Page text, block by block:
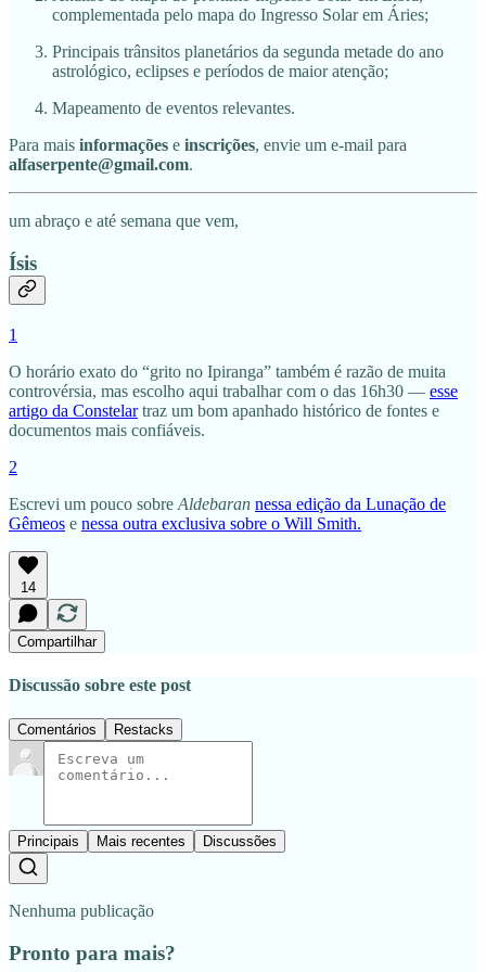
complementada pelo mapa do Ingresso Solar em Áries;
Principais trânsitos planetários da segunda metade do ano
astrológico, eclipses e períodos de maior atenção;
Mapeamento de eventos relevantes.
Para mais informações e inscrições, envie um e-mail para
alfaserpente@gmail.com.
um abraço e até semana que vem,
Ísis
1
O horário exato do “grito no Ipiranga” também é razão de muita
controvérsia, mas escolho aqui trabalhar com o das 16h30 — esse
artigo da Constelartraz um bom apanhado histórico de fontes e
documentos mais confiáveis.
2
Escrevi um pouco sobre Aldebaran nessa edição da Lunação de
Gêmeos e nessa outra exclusiva sobre o Will Smith.
14
Compartilhar
Discussão sobre este post
Comentários Restacks
Principais Mais recentes Discussões
Nenhuma publicação
Pronto para mais?